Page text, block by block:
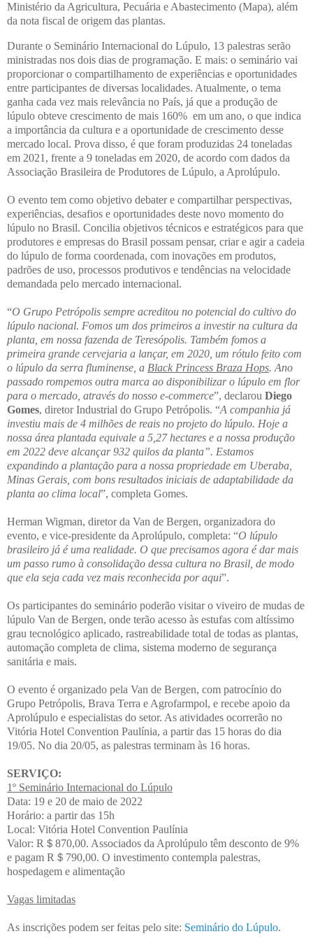
Ministério da Agricultura, Pecuária e Abastecimento (Mapa), além
da nota fiscal de origem das plantas.
Durante o Seminário Internacional do Lúpulo, 13 palestras serão
ministradas nos dois dias de programação. E mais: o seminário vai
proporcionar o compartilhamento de experiências e oportunidades
entre participantes de diversas localidades. Atualmente, o tema
ganha cada vez mais relevância no País, já que a produção de
lúpulo obteve crescimento de mais 160% em um ano, o que indica
a importância da cultura e a oportunidade de crescimento desse
mercado local. Prova disso, é que foram produzidas 24 toneladas
em 2021, frente a 9 toneladas em 2020, de acordo com dados da
Associação Brasileira de Produtores de Lúpulo, a Aprolúpulo.
O evento tem como objetivo debater e compartilhar perspectivas,
experiências, desafios e oportunidades deste novo momento do
lúpulo no Brasil. Concilia objetivos técnicos e estratégicos para que
produtores e empresas do Brasil possam pensar, criar e agir a cadeia
do lúpulo de forma coordenada, com inovações em produtos,
padrões de uso, processos produtivos e tendências na velocidade
demandada pelo mercado internacional.
“O Grupo Petrópolis sempre acreditou no potencial do cultivo do
lúpulo nacional. Fomos um dos primeiros a investir na cultura da
planta, em nossa fazenda de Teresópolis. Também fomos a
primeira grande cervejaria a lançar, em 2020, um rótulo feito com
o lúpulo da serra fluminense, a Black Princess Braza Hops. Ano
passado rompemos outra marca ao disponibilizar o lúpulo em flor
para o mercado, através do nosso e-commerce”, declarou Diego
Gomes, diretor Industrial do Grupo Petrópolis. “A companhia já
investiu mais de 4 milhões de reais no projeto do lúpulo. Hoje a
nossa área plantada equivale a 5,27 hectares e a nossa produção
em 2022 deve alcançar 932 quilos da planta”. Estamos
expandindo a plantação para a nossa propriedade em Uberaba,
Minas Gerais, com bons resultados iniciais de adaptabilidade da
planta ao clima local”, completa Gomes.
Herman Wigman, diretor da Van de Bergen, organizadora do
evento, e vice-presidente da Aprolúpulo, completa: “O lúpulo
brasileiro já é uma realidade. O que precisamos agora é dar mais
um passo rumo à consolidação dessa cultura no Brasil, de modo
que ela seja cada vez mais reconhecida por aqui”.
Os participantes do seminário poderão visitar o viveiro de mudas de
lúpulo Van de Bergen, onde terão acesso às estufas com altíssimo
grau tecnológico aplicado, rastreabilidade total de todas as plantas,
automação completa de clima, sistema moderno de segurança
sanitária e mais.
O evento é organizado pela Van de Bergen, com patrocínio do
Grupo Petrópolis, Brava Terra e Agrofarmpol, e recebe apoio da
Aprolúpulo e especialistas do setor. As atividades ocorrerão no
Vitória Hotel Convention Paulínia, a partir das 15 horas do dia
19/05. No dia 20/05, as palestras terminam às 16 horas.
SERVIÇO:
1º Seminário Internacional do Lúpulo
Data: 19 e 20 de maio de 2022
Horário: a partir das 15h
Local: Vitória Hotel Convention Paulínia
Valor: R＄870,00. Associados da Aprolúpulo têm desconto de 9%
e pagam R＄790,00. O investimento contempla palestras,
hospedagem e alimentação
Vagas limitadas
As inscrições podem ser feitas pelo site: Seminário do Lúpulo.